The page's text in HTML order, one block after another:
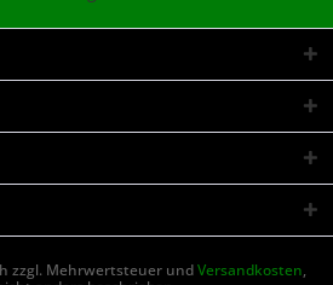
zzgl. Mehrwertsteuer undVersandkosten,